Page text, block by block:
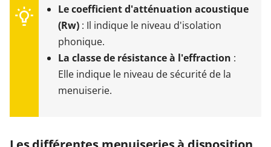
Le coefficient d'atténuation acoustique
(Rw) : Il indique le niveau d'isolation
phonique.
La classe de résistance à l'effraction :
Elle indique le niveau de sécurité de la
menuiserie.